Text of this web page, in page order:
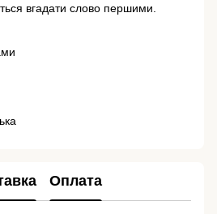
вгадати слово першими.
Оплата